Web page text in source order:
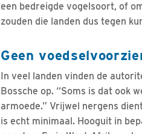
een bedreigde vogelsoort, of
zouden die landen dus tegen
Geen
In veel landen vinden de
Bossche op. “Soms is dat ook
armoede.” Vrijwel nergens
is echt minimaal. Hooguit in